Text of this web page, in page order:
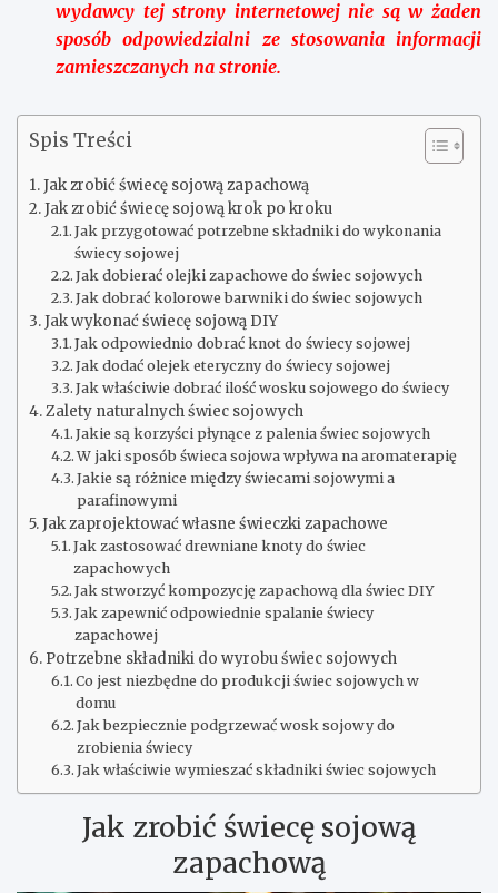
wydawcy tej strony internetowej nie są w żaden
sposób odpowiedzialni ze stosowania informacji
zamieszczanych na stronie.
Spis Treści
Jak zrobić świecę sojową zapachową
Jak zrobić świecę sojową krok po kroku
Jak przygotować potrzebne składniki do wykonania
świecy sojowej
Jak dobierać olejki zapachowe do świec sojowych
Jak dobrać kolorowe barwniki do świec sojowych
Jak wykonać świecę sojową DIY
Jak odpowiednio dobrać knot do świecy sojowej
Jak dodać olejek eteryczny do świecy sojowej
Jak właściwie dobrać ilość wosku sojowego do świecy
Zalety naturalnych świec sojowych
Jakie są korzyści płynące z palenia świec sojowych
W jaki sposób świeca sojowa wpływa na aromaterapię
Jakie są różnice między świecami sojowymi a
parafinowymi
Jak zaprojektować własne świeczki zapachowe
Jak zastosować drewniane knoty do świec
zapachowych
Jak stworzyć kompozycję zapachową dla świec DIY
Jak zapewnić odpowiednie spalanie świecy
zapachowej
Potrzebne składniki do wyrobu świec sojowych
Co jest niezbędne do produkcji świec sojowych w
domu
Jak bezpiecznie podgrzewać wosk sojowy do
zrobienia świecy
Jak właściwie wymieszać składniki świec sojowych
Jak zrobić świecę sojową
zapachową